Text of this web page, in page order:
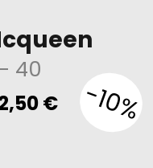
40
€Current-10%